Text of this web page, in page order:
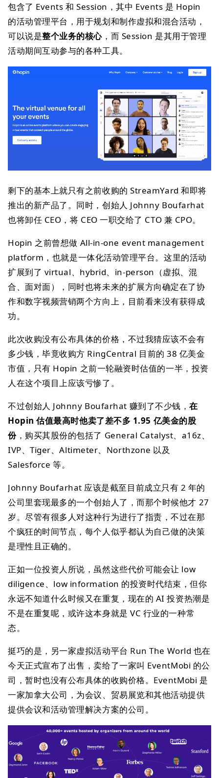
包含了 Events 和 Session，其中 Events 是 Hopin
的活动管理平台，用于规划和制作虚拟和混合活动，
可以说是整个业务的核心 ，而 Session 是其用于管理
活动期间互动参与的各种工具。
剩下的基本上就只有之前收购的 StreamYard 和即将
推出的新产品了。同时，创始人 Johnny Boufarhat
也将卸任 CEO，将 CEO 一职交给了 CTO 兼 CPO。
Hopin 之前曾想做 All-in-one event management
platform，也就是一体化活动管理平台。这里的活动
扩展到了 virtual、hybrid、in-person（虚拟、混
合、面对面），同时也将未来的扩展方向确定在了协
作和数字视频营销两个方向上，目前看来没有获得成
功。
此次收购没有公布具体的价格，不过我猜应该不会有
多少钱，毕竟收购方 RingCentral 目前的 38 亿美金
市值，只有 Hopin 之前一轮融资时估值的一半，投资
人在这个项目上应该亏惨了。
不过创始人 Johnny Boufarhat 赚到了不少钱，在
Hopin 估值最高时他卖了差不多 1.95 亿美金的股
份，购买其股份的包括了 General Catalyst、a16z、
IVP、Tiger、Altimeter、Northzone 以及
Salesforce 等。
Johnny Boufarhat 应该是截至目前成立只有 2 年的
公司里套现最多的一个创始人了，而那个时候他才 27
岁。尽管有很多人对这种行为进行了指责，不过在那
个疯狂的时间节点，每个人似乎都认为自己做的决策
是理性且正确的。
正如一位投资人所说，虽然这些代价可能会让 low
diligence、low information 的投资时代结束，但你
永远不知道什么时候又在重复，现在的 AI 投资热潮是
不是在重复呢，或许这本身就是 VC 行业的一种常
态。
挺巧的是，另一家虚拟活动平台 Run The World 也在
今天正式宣布了出售，卖给了一家叫 EventMobi 的公
司，暂时也没有公布具体的收购价格。EventMobi 是
一家加拿大公司，为会议、贸易展览和其他活动提供
提供会议和活动管理解决方案的公司。